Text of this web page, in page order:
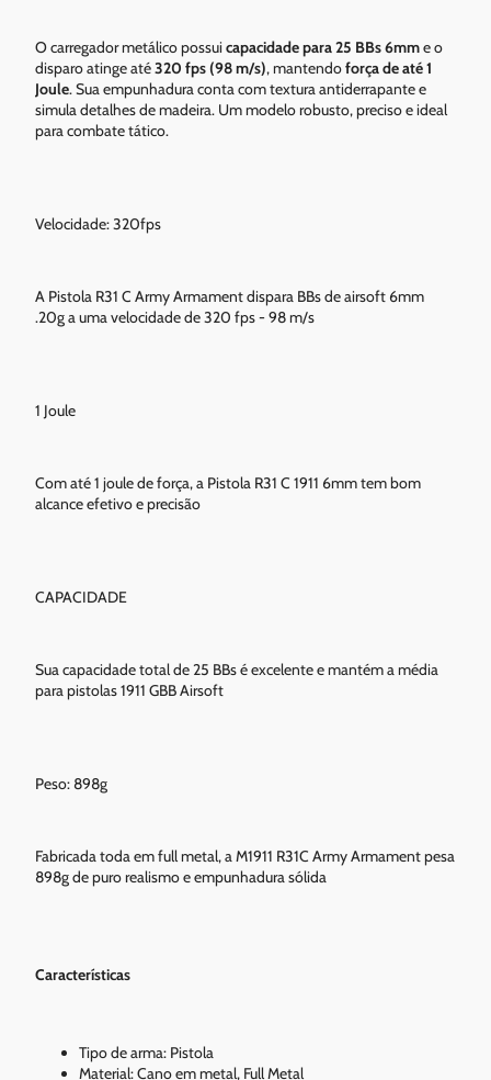
O carregador metálico possuicapacidade para 25 BBs 6mme o
disparo atinge até320 fps (98 m/s), mantendoforça de até 1
Joule. Sua empunhadura conta com textura antiderrapante e
simula detalhes de madeira. Um modelo robusto, preciso e ideal
para combate tático.
Velocidade: 320fps
A Pistola R31 C Army Armament dispara BBs de airsoft 6mm
.20g a uma velocidade de 320 fps - 98 m/s
1 Joule
Com até 1 joule de força, a Pistola R31 C 1911 6mm tem bom
alcance efetivo e precisão
CAPACIDADE
Sua capacidade total de 25 BBs é excelente e mantém a média
para pistolas 1911 GBB Airsoft
Peso: 898g
Fabricada toda em full metal, a M1911 R31C Army Armament pesa
898g de puro realismo e empunhadura sólida
Características
Tipo de arma: Pistola
Material: Cano em metal, Full Metal